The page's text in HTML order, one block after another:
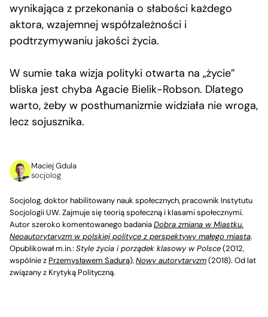
wynikająca z przekonania o słabości każdego
aktora, wzajemnej współzależności i
podtrzymywaniu jakości życia.
W sumie taka wizja polityki otwarta na „życie”
bliska jest chyba Agacie Bielik-Robson. Dlatego
warto, żeby w posthumanizmie widziała nie wroga,
lecz sojusznika.
Maciej Gdula
socjolog
Socjolog, doktor habilitowany nauk społecznych, pracownik Instytutu
Socjologii UW. Zajmuje się teorią społeczną i klasami społecznymi.
Autor szeroko komentowanego badaniaDobra zmiana w Miastku.
Neoautorytaryzm w polskiej polityce z perspektywy małego miasta.
Opublikował m.in.: Style życia i porządek klasowy w Polsce(2012,
wspólnie z Przemysławem Sadurą),Nowy autorytaryzm(2018). Od lat
związany z Krytyką Polityczną.